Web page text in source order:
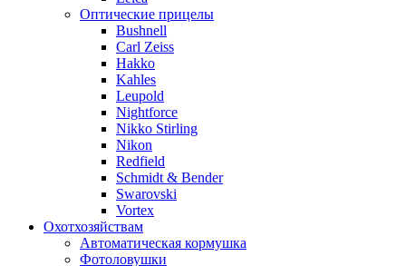
Оптические прицелы
Bushnell
Carl Zeiss
Hakko
Kahles
Leupold
Nightforce
Nikko Stirling
Nikon
Redfield
Schmidt & Bender
Swarovski
Vortex
Охотхозяйствам
Автоматическая кормушка
Фотоловушки